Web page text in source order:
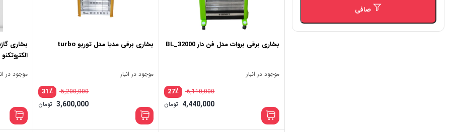
صافی
بخاری برقی بروات مدل فن دار BL_32000
موجود در انبار
٪27 6,110,000
4,440,000 تومان
بخاری برقی مدیا مدل توربو turbo
موجود در انبار
٪31 5,200,000
3,600,000 تومان
بخاری
الکتروتکنو
موجود در